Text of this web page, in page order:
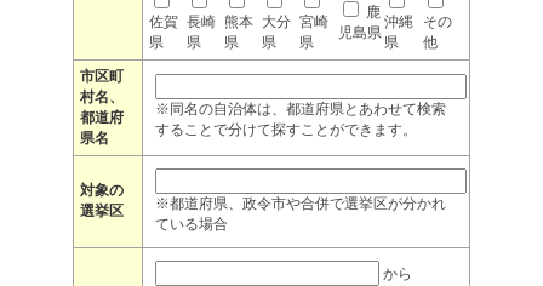
佐賀
県
長崎
県
熊本
県
大分
県
宮崎
県
鹿
児島県
沖縄
県
その
他
市区町
村名、
都道府
県名
※同名の自治体は、都道府県とあわせて検索
することで分けて探すことができます。
対象の
選挙区
※都道府県、政令市や合併で選挙区が分かれ
ている場合
から